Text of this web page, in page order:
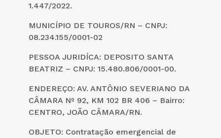
1.447/2022.
MUNICÍPIO DE TOUROS/RN – CNPJ:
08.234.155/0001-02
PESSOA JURIDÍCA: DEPOSITO SANTA
BEATRIZ – CNPJ: 15.480.806/0001-00.
ENDEREÇO: AV. ANTÔNIO SEVERIANO DA
CÂMARA Nº 92, KM 102 BR 406 – Bairro:
CENTRO, JOÃO CÂMARA/RN.
OBJETO: Contratação emergencial de